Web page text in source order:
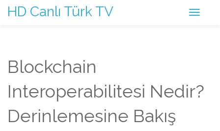
HD Canlı Türk TV
Blockchain
Interoperabilitesi Nedir?
Derinlemesine Bakış